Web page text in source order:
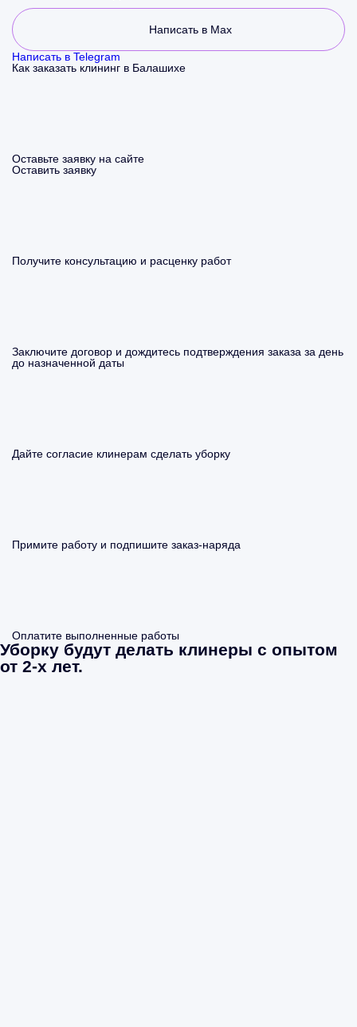
Написать в Max
Написать в Telegram
Как заказать клининг в Балашихе
Оставьте заявку на сайте
Оставить заявку
Получите консультацию и расценку работ
Заключите договор и дождитесь подтверждения заказа за день
до назначенной даты
Дайте согласие клинерам сделать уборку
Примите работу и подпишите заказ-наряда
Оплатите выполненные работы
Уборку будут делать клинеры с опытом
от 2-х лет.